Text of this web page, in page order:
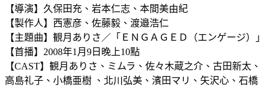
【導演】久保田充、岩本仁志、本間美由紀
【製作人】西憲彦、佐藤毅、渡邉浩仁
【主題曲】観月ありさ／「ＥＮＧＡＧＥＤ（エンゲージ）」
【首播】2008年1月9日晚上10點
【CAST】観月ありさ、ミムラ、佐々木蔵之介、古田新太、
高島礼子、小橋亜樹 、北川弘美、濱田マリ、矢沢心、石橋